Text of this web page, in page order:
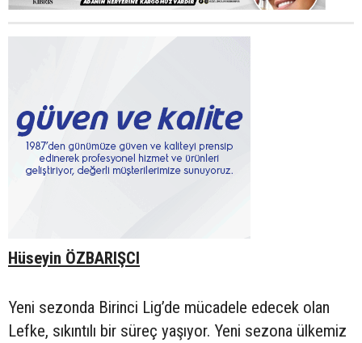
Hüseyin ÖZBARIŞCI
Yeni sezonda Birinci Lig’de mücadele edecek olan
Lefke, sıkıntılı bir süreç yaşıyor. Yeni sezona ülkemiz